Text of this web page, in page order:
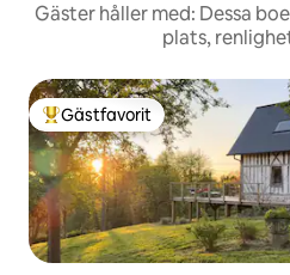
Gäster håller med: Dessa
plats,
Populär gästfavorit
Gästfavorit